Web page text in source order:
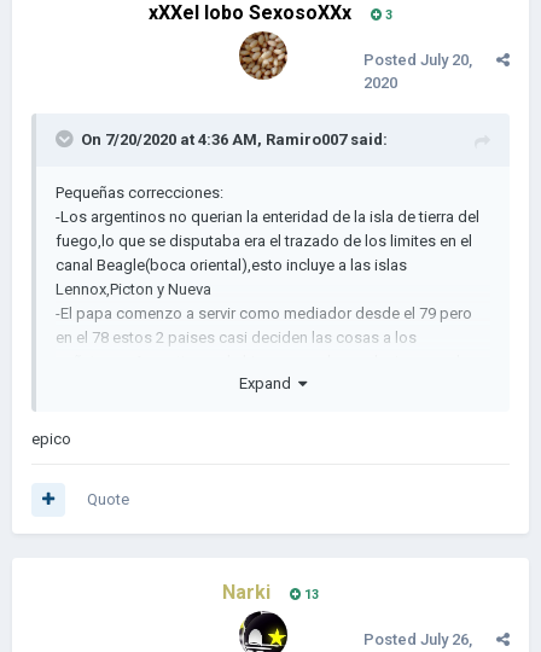
xXXel lobo SexosoXXx 3
Posted July 20,
2020
On 7/20/2020 at 4:36 AM, Ramiro007said:
Pequeñas correcciones:
-Los argentinos no querian la enteridad de la isla de tierra del
fuego,lo que se disputaba era el trazado de los limites en el
canal Beagle(boca oriental),esto incluye a las islas
Lennox,Picton y Nueva
-El papa comenzo a servir como mediador desde el 79 pero
en el 78 estos 2 paises casi deciden las cosas a los
porque favorecia a los chilenos hasta 1984
tal cual como las mencionas...se aplazo la guerra con Chile
soberania ocurrio por su sustitucion con la operacion
rosario,la unica consecuencia de la guerra del 82 fue la caida
Expand
epico
Quote
Narki 13
Posted July 26,